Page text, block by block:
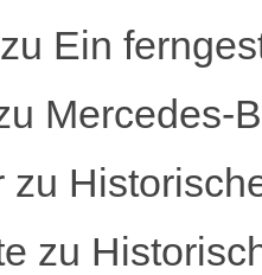
zu Ein
Mercedes-
zu
zu